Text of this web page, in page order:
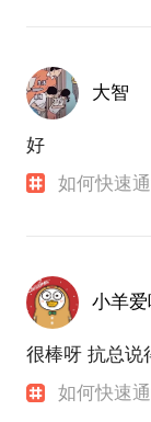
大智
好
如何快速
小羊
很棒呀 抗总说
如何快速